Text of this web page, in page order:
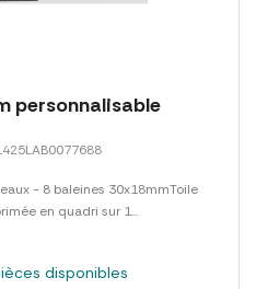
personnalisable
- 8 baleines 30x18mmToile
en quadri sur 1...
disponibles